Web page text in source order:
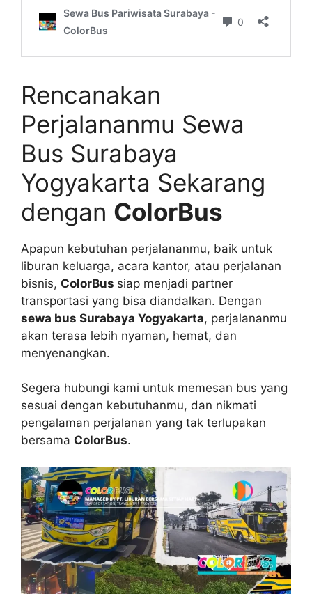
Rencanakan
Perjalananmu Sewa
Bus Surabaya
Yogyakarta Sekarang
dengan ColorBus
Apapun kebutuhan perjalananmu, baik untuk
liburan keluarga, acara kantor, atau perjalanan
bisnis, ColorBus siap menjadi partner
transportasi yang bisa diandalkan. Dengan
sewa bus Surabaya Yogyakarta, perjalananmu
akan terasa lebih nyaman, hemat, dan
menyenangkan.
Segera hubungi kami untuk memesan bus yang
sesuai dengan kebutuhanmu, dan nikmati
pengalaman perjalanan yang tak terlupakan
bersama ColorBus.